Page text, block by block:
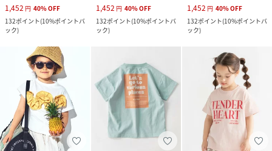
1,452 円 40%OFF
132ポイント(10%ポイントバ
ック)
1,452 円 40%OFF
132ポイント(10%ポイントバ
ック)
1,452 円 40%OFF
132ポイント(10%ポイントバ
ック)